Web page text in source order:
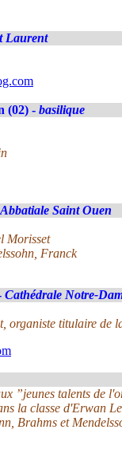
Laurent
(02) - basilique
Abbatiale Saint Ouen
Morisset
Franck
Cathédrale Notre-
organiste titulaire de
”jeunes talents de
la classe d'Erwan
Brahms et